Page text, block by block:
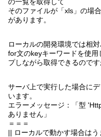
の一覧を取得して
そのファイルが「xls」の場
があります。
ローカルの開発環境では相
for文のkeyキーワードを使
プしながら取得できるのです
サーバ上で実行した場合に
います。
エラーメッセージ：「型
ありません」
＝＝＝
|| ローカルで動かす場合は